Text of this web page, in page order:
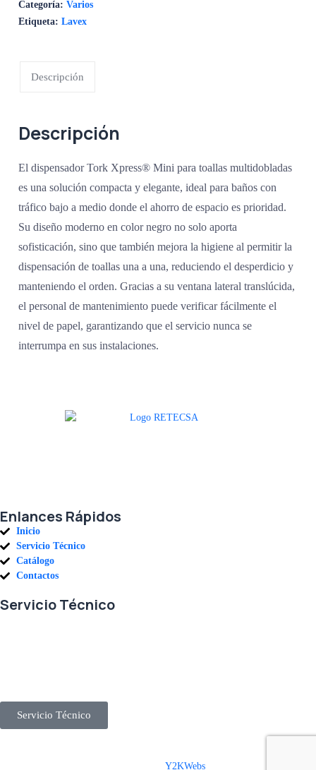
Categoría:Varios
Etiqueta:Lavex
Descripción
Descripción
El dispensador Tork Xpress® Mini para toallas multidobladas
es una solución compacta y elegante, ideal para baños con
tráfico bajo a medio donde el ahorro de espacio es prioridad.
Su diseño moderno en color negro no solo aporta
sofisticación, sino que también mejora la higiene al permitir la
dispensación de toallas una a una, reduciendo el desperdicio y
manteniendo el orden. Gracias a su ventana lateral translúcida,
el personal de mantenimiento puede verificar fácilmente el
nivel de papel, garantizando que el servicio nunca se
interrumpa en sus instalaciones.
Enlances Rápidos
Inicio
Servicio Técnico
Catálogo
Contactos
Servicio Técnico
Servicio Técnico
Y2KWebs